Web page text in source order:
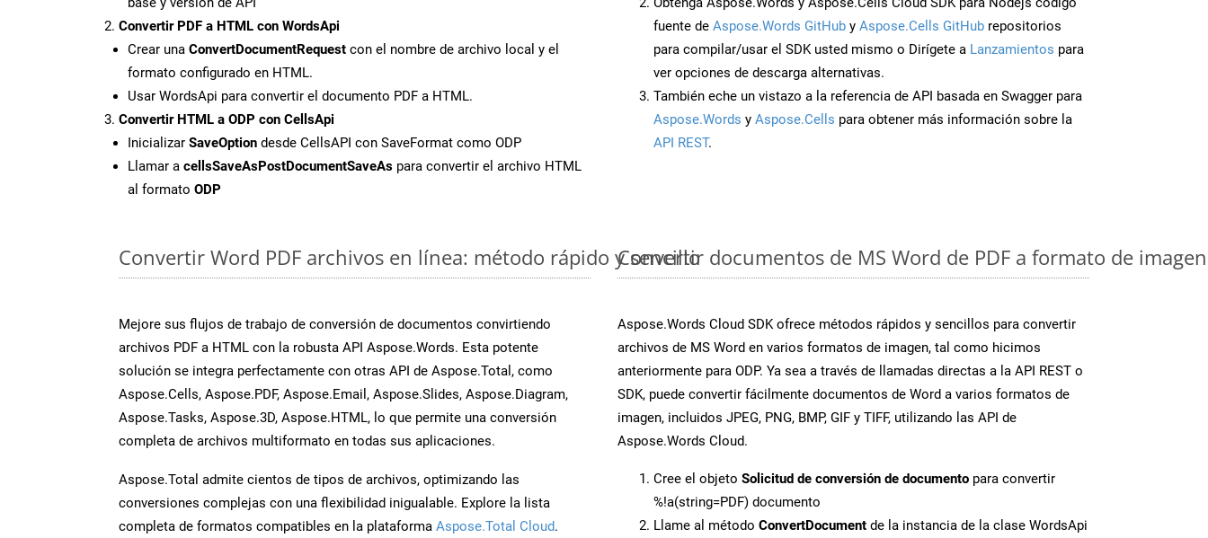
Convertir PDF a HTML con WordsApi
Crear una ConvertDocumentRequest con el nombre de archivo local y el
formato configurado en HTML.
Usar WordsApi para convertir el documento PDF a HTML.
Convertir HTML a ODP con CellsApi
Inicializar SaveOption desde CellsAPI con SaveFormat como ODP
Llamar a cellsSaveAsPostDocumentSaveAs para convertir el archivo HTML
al formato ODP
fuente de Aspose.Words GitHub y Aspose.Cells GitHub repositorios
para compilar/usar el SDK usted mismo o Dirígete a Lanzamientos para
ver opciones de descarga alternativas.
También eche un vistazo a la referencia de API basada en Swagger para
Aspose.Words y Aspose.Cells para obtener más información sobre la
API REST.
Convertir Word PDF archivos en línea: método rápido y sencillo
Mejore sus flujos de trabajo de conversión de documentos convirtiendo
archivos PDF a HTML con la robusta API Aspose.Words. Esta potente
solución se integra perfectamente con otras API de Aspose.Total, como
Aspose.Cells, Aspose.PDF, Aspose.Email, Aspose.Slides, Aspose.Diagram,
Aspose.Tasks, Aspose.3D, Aspose.HTML, lo que permite una conversión
completa de archivos multiformato en todas sus aplicaciones.
Aspose.Total admite cientos de tipos de archivos, optimizando las
conversiones complejas con una flexibilidad inigualable. Explore la lista
completa de formatos compatibles en la plataforma Aspose.Total Cloud.
Convertir documentos de MS Word de PDF a formato de
Aspose.Words Cloud SDK ofrece métodos rápidos y sencillos para convertir
archivos de MS Word en varios formatos de imagen, tal como hicimos
anteriormente para ODP. Ya sea a través de llamadas directas a la API REST o
SDK, puede convertir fácilmente documentos de Word a varios formatos de
imagen, incluidos JPEG, PNG, BMP, GIF y TIFF, utilizando las API de
Aspose.Words Cloud.
Cree el objeto Solicitud de conversión de documento para convertir
%!a(string=PDF) documento
Llame al método ConvertDocument de la instancia de la clase WordsApi